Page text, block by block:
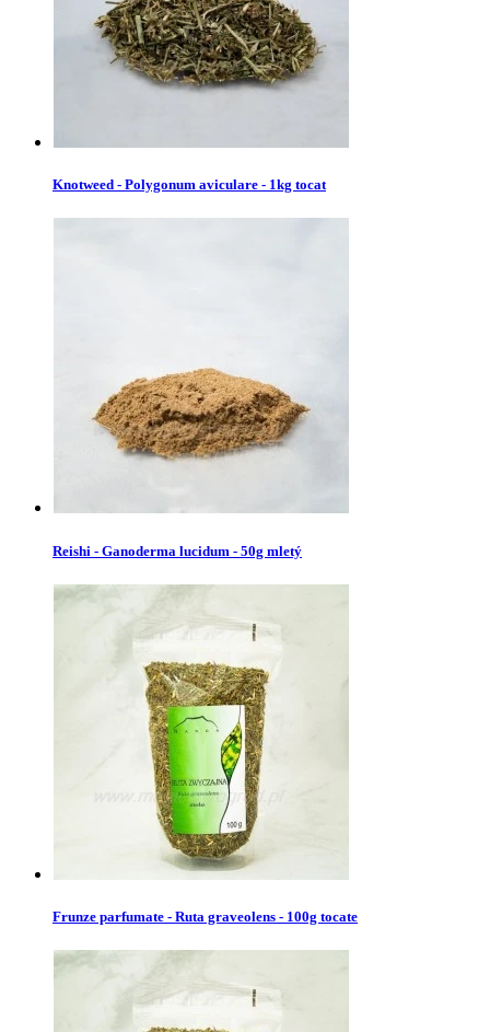
Knotweed - Polygonum aviculare - 1kg tocat
Reishi - Ganoderma lucidum - 50g mletý
Frunze parfumate - Ruta graveolens - 100g tocate